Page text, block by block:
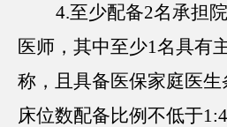
4.至少配备2名承担
医师，其中至少1名具有
称，且具备医保家庭医
床位数配备比例不低于